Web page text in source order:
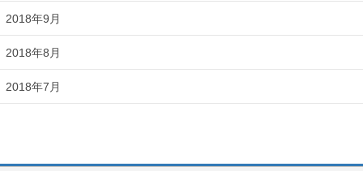
2018年9月
2018年8月
2018年7月